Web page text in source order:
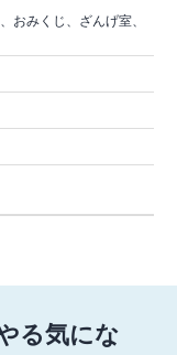
おみくじ、ざんげ室、
る気にな